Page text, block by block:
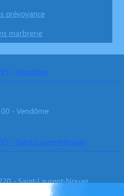
prévoyance
marbrerie
- Vendôme
- Vendôme
- Saint-Laurent-Nouan
- Saint-Laurent-Nouan